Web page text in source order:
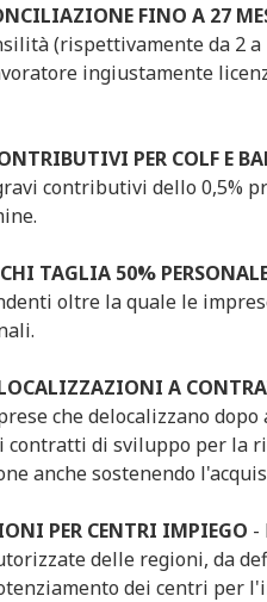
FINO A 27
(rispettivamente da 2
ingiustamente
PER COLF E
contributivi dello 0,5%
TAGLIA 50%
oltre la quale le
A
che delocalizzano
contratti di sviluppo per la
anche sostenendo
PER CENTRI IMPIEGO -
delle regioni, da
dei centri per